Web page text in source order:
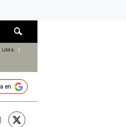
de
LIMA
en